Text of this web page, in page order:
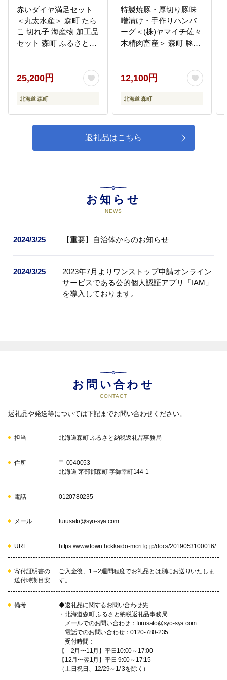
赤いダイヤ満足セット
＜丸太水産＞ 森町 たら
こ 切れ子 海産物 加工品
セット 森町 ふるさと納
25,200円
北海道 森町
特製焼豚・厚切り豚味
噌漬け・手作りハンバ
ーグ＜(株)ヤマイチ佐々
木精肉畜産＞ 森町 豚肉
チャーシュー ふるさと
納税 北海道 mr1-1484
12,100円
北海道 森町
返礼品はこちら
お知らせ
NEWS
2024/3/25 【重要】自治体からのお知らせ
2024/3/25
2023年7月よりワンストップ申請オンライン
サービスである公的個人認証アプリ「IAM」
を導入しております。
お問い合わせ
CONTACT
返礼品や発送等については下記までお問い合わせください。
担当 北海道森町 ふるさと納税返礼品事務局
住所
〒 0040053
北海道 茅部郡森町 字御幸町144-1
電話 0120780235
メール furusato@syo-sya.com
URL https://www.town.hokkaido-mori.lg.jp/docs/2019053100016/
寄付証明書の
送付時期目安
ご入金後、1～2週間程度でお礼品とは別にお送りいたしま
す。
備考
◆返礼品に関するお問い合わせ先
・北海道森町 ふるさと納税返礼品事務局
メールでのお問い合わせ：furusato@syo-sya.com
電話でのお問い合わせ：0120-780-235
受付時間：
【 2月〜11月】平日10:00～17:00
【12月〜翌1月】平日 9:00～17:15
（土日祝日、12/29～1/ 3を除く）